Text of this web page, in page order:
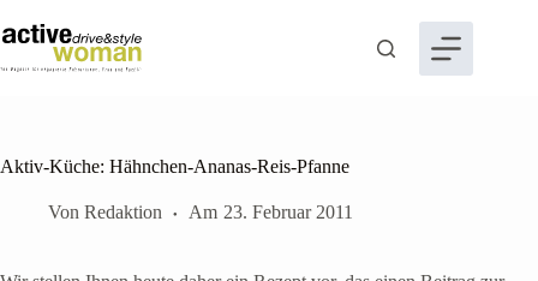
Inhalt
springen
Aktiv-Küche: Hähnchen-Ananas-Reis-Pfanne
Von Redaktion Am 23. Februar 2011